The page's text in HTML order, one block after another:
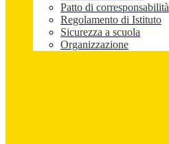
Patto di corresponsabilità
Regolamento di Istituto
Sicurezza a scuola
Organizzazione